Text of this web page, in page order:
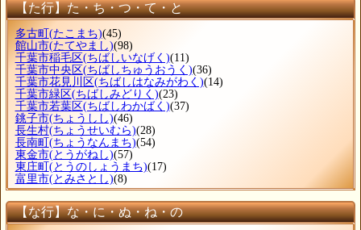
【た行】た・ち・つ・て・と
多古町(たこまち)(45)
館山市(たてやまし)(98)
千葉市稲毛区(ちばしいなげく)(11)
千葉市中央区(ちばしちゅうおうく)(36)
千葉市花見川区(ちばしはなみがわく)(14)
千葉市緑区(ちばしみどりく)(23)
千葉市若葉区(ちばしわかばく)(37)
銚子市(ちょうしし)(46)
長生村(ちょうせいむら)(28)
長南町(ちょうなんまち)(54)
東金市(とうがねし)(57)
東庄町(とうのしょうまち)(17)
富里市(とみさとし)(8)
【な行】な・に・ぬ・ね・の